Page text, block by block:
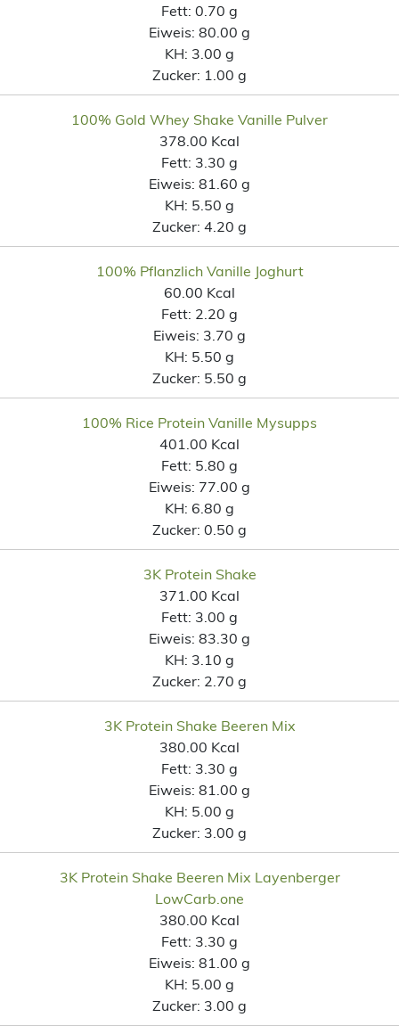
Fett: 0.70 g
Eiweis: 80.00 g
KH: 3.00 g
Zucker: 1.00 g
100% Gold Whey Shake Vanille Pulver
378.00 Kcal
Fett: 3.30 g
Eiweis: 81.60 g
KH: 5.50 g
Zucker: 4.20 g
100% Pflanzlich Vanille Joghurt
60.00 Kcal
Fett: 2.20 g
Eiweis: 3.70 g
KH: 5.50 g
Zucker: 5.50 g
100% Rice Protein Vanille Mysupps
401.00 Kcal
Fett: 5.80 g
Eiweis: 77.00 g
KH: 6.80 g
Zucker: 0.50 g
3K Protein Shake
371.00 Kcal
Fett: 3.00 g
Eiweis: 83.30 g
KH: 3.10 g
Zucker: 2.70 g
3K Protein Shake Beeren Mix
380.00 Kcal
Fett: 3.30 g
Eiweis: 81.00 g
KH: 5.00 g
Zucker: 3.00 g
3K Protein Shake Beeren Mix Layenberger
LowCarb.one
380.00 Kcal
Fett: 3.30 g
Eiweis: 81.00 g
KH: 5.00 g
Zucker: 3.00 g